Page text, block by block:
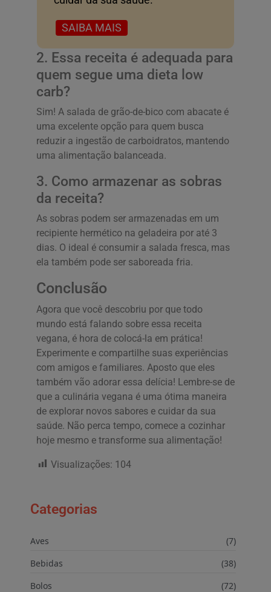
SAIBA MAIS
2. Essa receita é adequada para
quem segue uma dieta low
carb?
Sim! A salada de grão-de-bico com abacate é
uma excelente opção para quem busca
reduzir a ingestão de carboidratos, mantendo
uma alimentação balanceada.
3. Como armazenar as sobras
da receita?
As sobras podem ser armazenadas em um
recipiente hermético na geladeira por até 3
dias. O ideal é consumir a salada fresca, mas
ela também pode ser saboreada fria.
Conclusão
Agora que você descobriu por que todo
mundo está falando sobre essa receita
vegana, é hora de colocá-la em prática!
Experimente e compartilhe suas experiências
com amigos e familiares. Aposto que eles
também vão adorar essa delícia! Lembre-se de
que a culinária vegana é uma ótima maneira
de explorar novos sabores e cuidar da sua
saúde. Não perca tempo, comece a cozinhar
hoje mesmo e transforme sua alimentação!
Visualizações: 104
Categorias
Aves
(7)
Bebidas
(38)
Bolos
(72)